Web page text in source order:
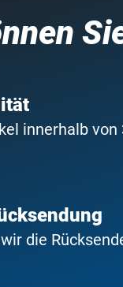
innerhalb
die